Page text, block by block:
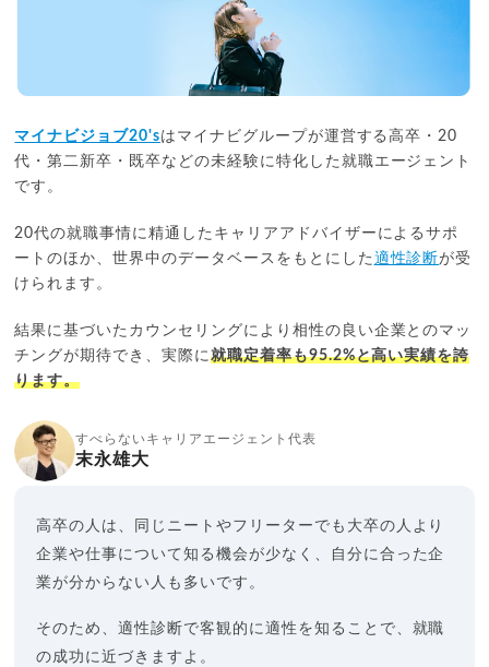
マイナビジョブ20'sはマイナビグループが運営する高卒・20
代・第二新卒・既卒などの未経験に特化した就職エージェント
です。
20代の就職事情に精通したキャリアアドバイザーによるサポ
ートのほか、世界中のデータベースをもとにした 適性診断が受
けられます。
結果に基づいたカウンセリングにより相性の良い企業とのマッ
チングが期待でき、実際に就職定着率も95.2%と高い実績を誇
ります。
すべらないキャリアエージェント代表
末永雄大
高卒の人は、同じニートやフリーターでも大卒の人より
企業や仕事について知る機会が少なく、自分に合った企
業が分からない人も多いです。
そのため、適性診断で客観的に適性を知ることで、就職
の成功に近づきますよ。